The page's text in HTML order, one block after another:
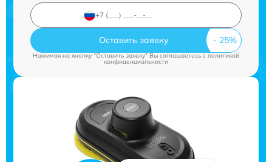
Оставить заявку
Нажимая на кнопку "Оставить заявку" Вы соглашаетесь cполитикой
конфиденциальности